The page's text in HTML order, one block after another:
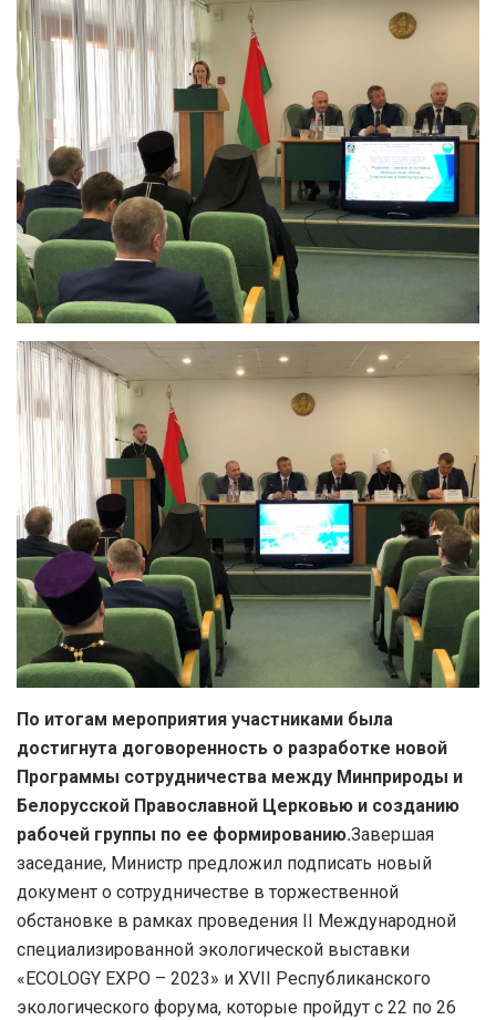
По итогам мероприятия участниками была
достигнута договоренность о разработке новой
Программы сотрудничества между Минприроды и
Белорусской Православной Церковью и созданию
рабочей группы по ее формированию.Завершая
заседание, Министр предложил подписать новый
документ о сотрудничестве в торжественной
обстановке в рамках проведения II Международной
специализированной экологической выставки
«ECOLOGY EXPO – 2023» и XVII Республиканского
экологического форума, которые пройдут с 22 по 26